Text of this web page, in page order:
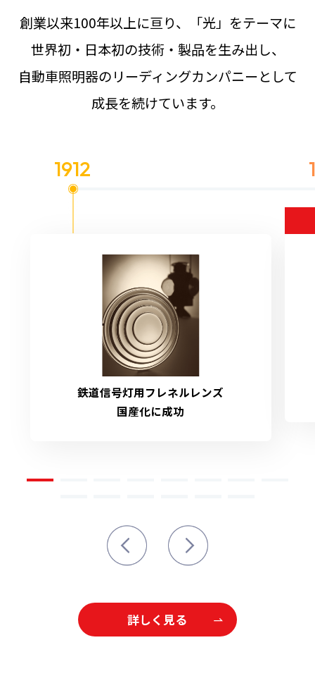
創業以来100年以上に亘り、「光」をテーマに
世界初・日本初の技術・製品を生み出し、
自動車照明器のリーディングカンパニーとして
成長を続けています。
鉄道信号灯用フレネルレンズ
国産化に成功
詳しく見る